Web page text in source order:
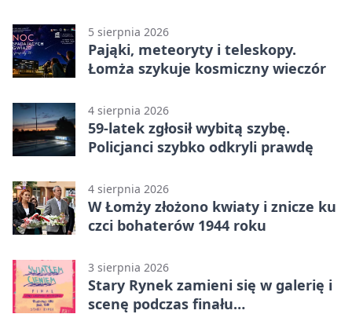
5 sierpnia 2026
Pająki, meteoryty i teleskopy.
Łomża szykuje kosmiczny wieczór
4 sierpnia 2026
59-latek zgłosił wybitą szybę.
Policjanci szybko odkryli prawdę
4 sierpnia 2026
W Łomży złożono kwiaty i znicze ku
czci bohaterów 1944 roku
3 sierpnia 2026
Stary Rynek zamieni się w galerię i
scenę podczas finału